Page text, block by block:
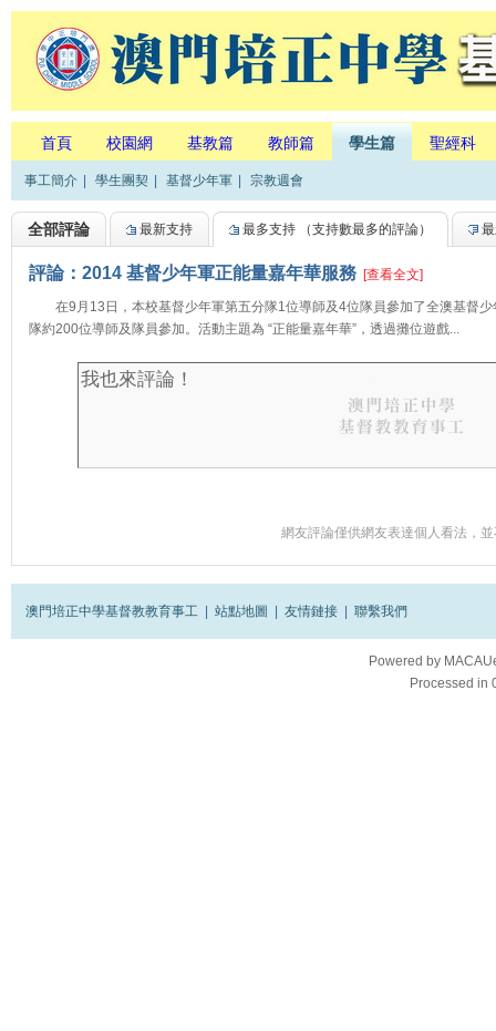
首頁 校園網 基教篇 教師篇 學生篇 聖經科
事工簡介 學生團契 基督少年軍 宗教週會
全部評論 最新支持 最多支持 （支持數最多的評論）
評論：2014 基督少年軍正能量嘉年華服務 [查看全文]
在9月13日，本校基督少年軍第五分隊1位導師及4位隊員參加了全澳基督少
隊約200位導師及隊員參加。活動主題為 “正能量嘉年華”，透過攤位遊戲...
網友評論僅供網友表達個人看法，
澳門培正中學基督教教育事工 站點地圖 友情鏈接 聯繫我們
Powered by
Processed in